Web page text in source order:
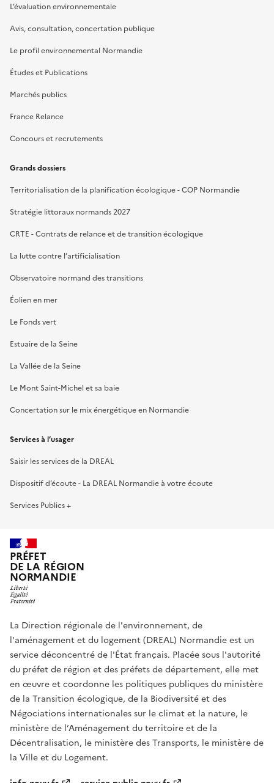
L’évaluation environnementale
Avis, consultation, concertation publique
Le profil environnemental Normandie
Études et Publications
Marchés publics
France Relance
Concours et recrutements
Grands dossiers
Territorialisation de la planification écologique - COP Normandie
Stratégie littoraux normands 2027
CRTE - Contrats de relance et de transition écologique
La lutte contre l’artificialisation
Observatoire normand des transitions
Éolien en mer
Le Fonds vert
Estuaire de la Seine
La Vallée de la Seine
Le Mont Saint-Michel et sa baie
Concertation sur le mix énergétique en Normandie
Services à l’usager
Saisir les services de la DREAL
Dispositif d’écoute - La DREAL Normandie à votre écoute
Services Publics +
PRÉFET
DE LA RÉGION
NORMANDIE
La Direction régionale de l'environnement, de
l'aménagement et du logement (DREAL) Normandie est un
service déconcentré de l'État français. Placée sous l'autorité
du préfet de région et des préfets de département, elle met
en œuvre et coordonne les politiques publiques du ministère
de la Transition écologique, de la Biodiversité et des
Négociations internationales sur le climat et la nature, le
ministère de l’Aménagement du territoire et de la
Décentralisation, le ministère des Transports, le ministère de
la Ville et du Logement.